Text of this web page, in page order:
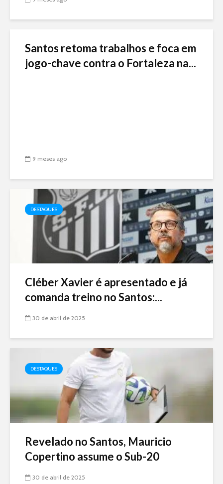
Santos retoma trabalhos e foca em
jogo-chave contra o Fortaleza na...
9 meses ago
DESTAQUES
Cléber Xavier é apresentado e já
comanda treino no Santos:...
30 de abril de 2025
DESTAQUES
Revelado no Santos, Mauricio
Copertino assume o Sub-20
30 de abril de 2025